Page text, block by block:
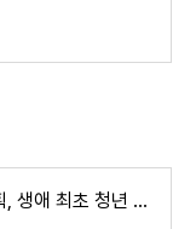
경기도 슬기로운 인생계획, 생애 최초 청년 국민연금 신청 방법